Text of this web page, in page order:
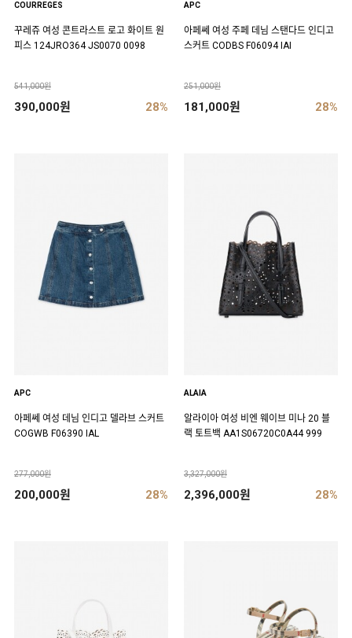
COURREGES
꾸레쥬 여성 콘트라스트 로고 화이트 원
피스 124JRO364 JS0070 0098
541,000원
390,000원 28%
APC
아페쎄 여성 주페 데님 스탠다드 인디고
스커트 CODBS F06094 IAI
251,000원
181,000원 28%
APC
아페쎄 여성 데님 인디고 델라브 스커트
COGWB F06390 IAL
277,000원
200,000원 28%
ALAIA
알라이아 여성 비엔 웨이브 미나 20 블
랙 토트백 AA1S06720C0A44 999
3,327,000원
2,396,000원 28%